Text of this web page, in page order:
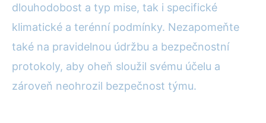
dlouhodobost a typ mise, tak i specifické
klimatické a terénní podmínky. Nezapomeňte
také na pravidelnou údržbu a bezpečnostní
protokoly, aby oheň sloužil svému účelu a
zároveň neohrozil bezpečnost týmu.